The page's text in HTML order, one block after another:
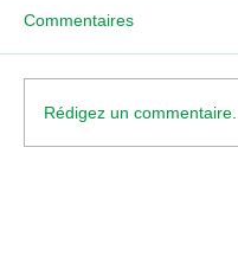
Commentaires
Rédigez un commentaire...